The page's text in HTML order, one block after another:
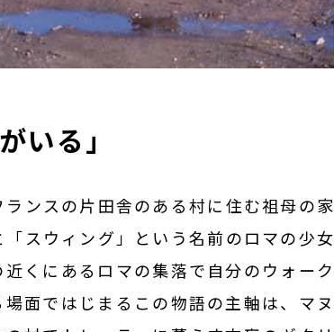
いる」
ンスの片田舎のある村に住む祖母の家
スウィング」という名前のロマの少女
くにあるロマの集落で自分のウォーク
面ではじまるこの物語の主軸は、マヌ